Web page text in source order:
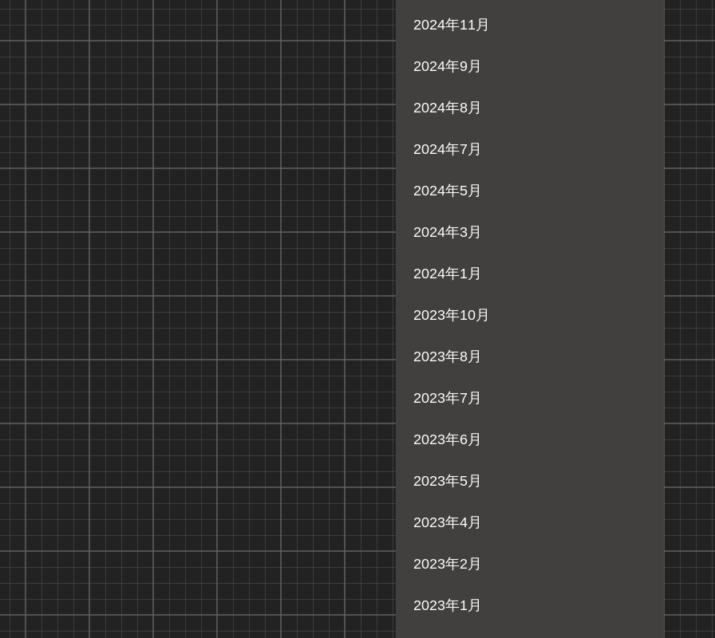
2024年11月
2024年9月
2024年8月
2024年7月
2024年5月
2024年3月
2024年1月
2023年10月
2023年8月
2023年7月
2023年6月
2023年5月
2023年4月
2023年2月
2023年1月